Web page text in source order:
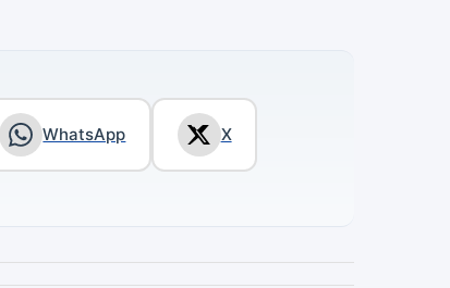
WhatsApp X